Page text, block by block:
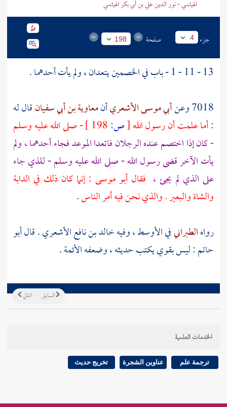
الهيثمي - نور الدين علي بن أبي بكر الهيثمي
جزء 4 صفحة 198
13 - 11 - 1 - باب في الخصمين يتعدان ، ولم يأت أحدهما .
7018 وعن
أبي موسى الأشعريأنمعاوية بن أبي سفيانقال له
:أما علمت أن رسول الله[ص:
- صلى الله عليه وسلم
-كان إذا اختصم عنده الرجلان فاتعدا الموعد فجاء أحدهما ، ولم
يأت الآخر قضى رسول الله - صلى الله عليه وسلم - للذي جاء
على الذي لم يجئ ، فقال أبو موسى : إنما كان ذلك في الدابة
والشاة والبعير . والذي نحن فيه أمر الناس.
رواهالطبرانيفي الأوسط ، وفيهخالد بن نافع الأشعري. قالأبو
حاتم: ليس بقوي يكتب حديثه ، وضعفه الأئمة .
التالي السابق
الخدمات العلمية
ترجمة علم عناوين الشجرة تخريج حديث